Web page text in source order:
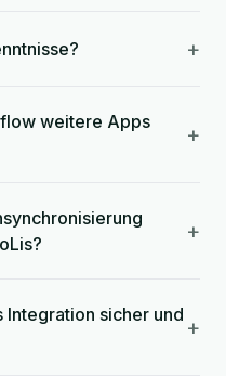
+
weitere Apps
+
+
sicher und +